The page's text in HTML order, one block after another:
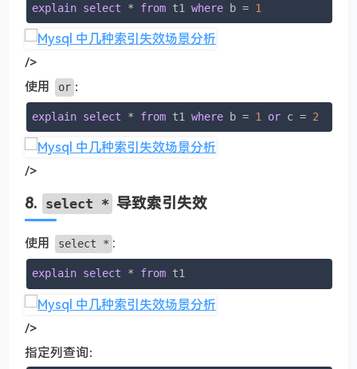
explain select * from t1 where b = 1
/>
使用
or ：
explain select * from t1 where b = 1 or c = 2
/>
8. select * 导致索引失效
使用 select * :
explain select * from t1
/>
指定列查询：